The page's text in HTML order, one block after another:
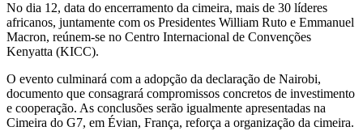
No dia 12, data do encerramento da cimeira, mais de 30 líderes
africanos, juntamente com os Presidentes William Ruto e Emmanuel
Macron, reúnem-se no Centro Internacional de Convenções
Kenyatta (KICC).
O evento culminará com a adopção da declaração de Nairobi,
documento que consagrará compromissos concretos de investimento
e cooperação. As conclusões serão igualmente apresentadas na
Cimeira do G7, em Évian, França, reforça a organização da cimeira.